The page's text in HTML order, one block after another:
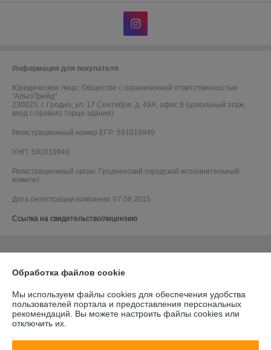
Информация для покупателя
Юридическое лицо: Общество с ограниченной ответственностью
"АльгоТрейд"
230023, г. Гродно, ул. 17 Сентября, д. 49А, офис 8 (цокольный этаж,
вход с правого торца здания)
Регистрационный номер ЕГР: 591019949
УНП: 591019949
Регистрационный орган: Гродненский городской исполнительный
комитет
Дата регистрации компании: 07.08.2015
Ссылка на свидетельство/лицензию
Обработка файлов cookie
Мы используем файлы cookies для обеспечения удобства
пользователей портала и предоставления персональных
рекомендаций. Вы можете настроить файлы cookies или
отключить их.